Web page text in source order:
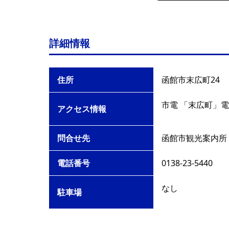
詳細情報
住所 函館市末広町24
アクセス情報 市電 「末広町」
問合せ先 函館市観光案内所
電話番号 0138-23-5440
駐車場 なし